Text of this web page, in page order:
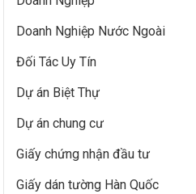
Doanh Nghiệp Nước Ngoài
Đối Tác Uy Tín
Dự án Biệt Thự
Dự án chung cư
Giấy chứng nhận đầu tư
Giấy dán tường Hàn Quốc